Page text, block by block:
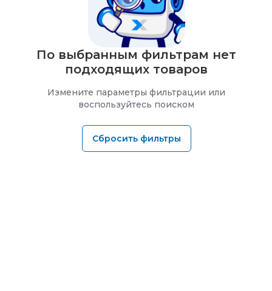
По выбранным фильтрам нет
подходящих товаров
Измените параметры фильтрации или
воспользуйтесь поиском
Сбросить фильтры